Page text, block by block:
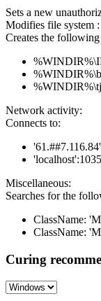
Sets a new
Modifies file system :
Creates the
Network activity:
Connects to:
'localhost':1035
Miscellaneous:
Searches for the
ClassName:
ClassName:
Curing